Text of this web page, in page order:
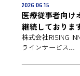
2026.06.15
医療従事者向け
継続しておりま
株式会社RISING
ラインサービス…